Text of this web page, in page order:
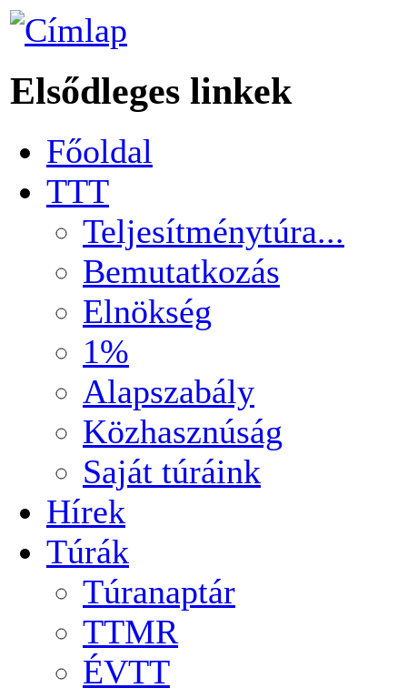
Elsődleges linkek
Főoldal
TTT
Teljesítménytúra...
Bemutatkozás
Elnökség
1%
Alapszabály
Közhasznúság
Saját túráink
Hírek
Túrák
Túranaptár
TTMR
ÉVTT